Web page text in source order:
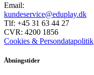
Email:
kundeservice@eduplay.dk
Tlf: +45 31 63 44 27
CVR: 4200 1856
Cookies & Persondatapolitik
Åbningstider